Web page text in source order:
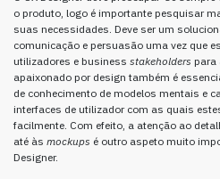
o produto, logo é importante pesquisar
suas necessidades. Deve ser um
comunicação e persuasão uma vez que
utilizadores e business stakeholders para
apaixonado por design também é
de conhecimento de modelos mentais e
interfaces de utilizador com as quais
facilmente. Com efeito, a atenção ao
até às mockups é outro aspeto muito
Designer.